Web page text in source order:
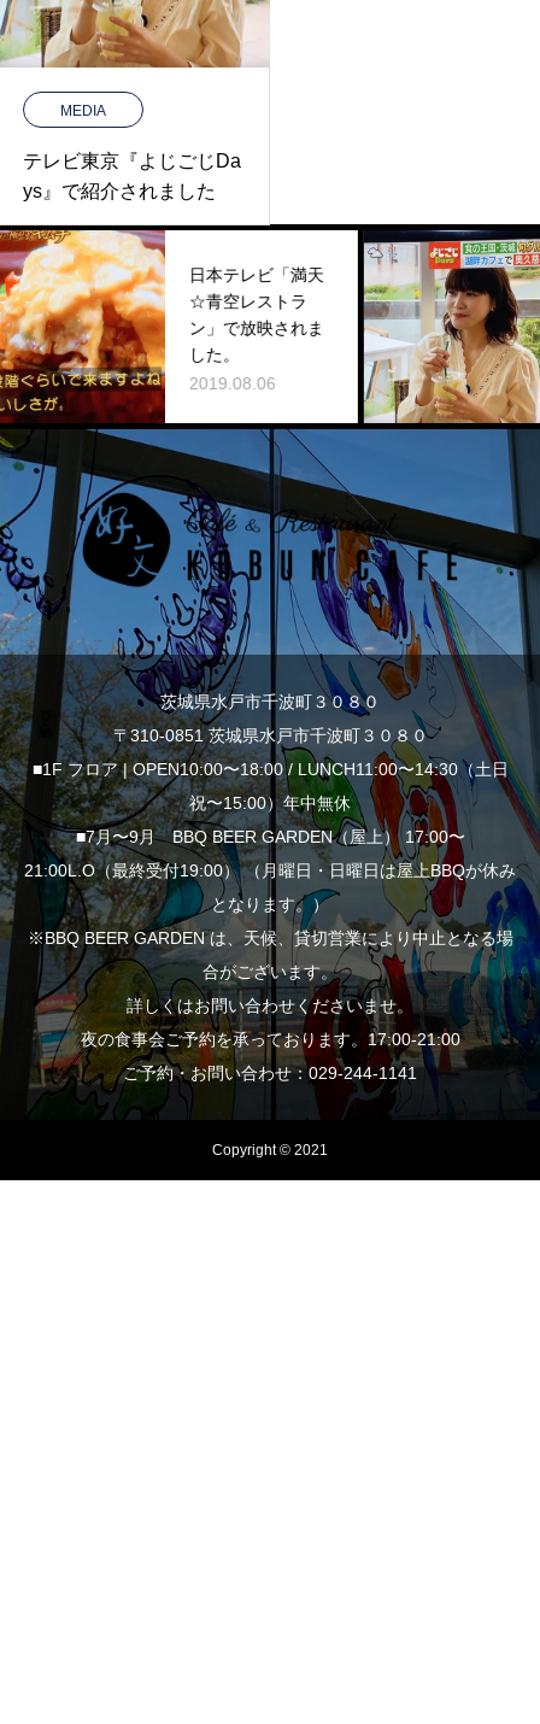
MEDIA
テレビ東京『よじごじDa
ys』で紹介されました
日本テレビ「満天
☆青空レストラ
ン」で放映されま
した。
2019.08.06
テレ
ごじ
され
茨城県水戸市千波町３０８０
〒310-0851 茨城県水戸市千波町３０８０
■1F フロア | OPEN10:00〜18:00 / LUNCH11:00〜14:30（土日
祝〜15:00）年中無休
■7月〜9月 BBQ BEER GARDEN（屋上） 17:00〜
21:00L.O（最終受付19:00） （月曜日・日曜日は屋上BBQが休み
となります。）
※BBQ BEER GARDEN は、天候、貸切営業により中止となる場
合がございます。
詳しくはお問い合わせくださいませ。
夜の食事会ご予約を承っております。17:00-21:00
ご予約・お問い合わせ：029-244-1141
Copyright © 2021